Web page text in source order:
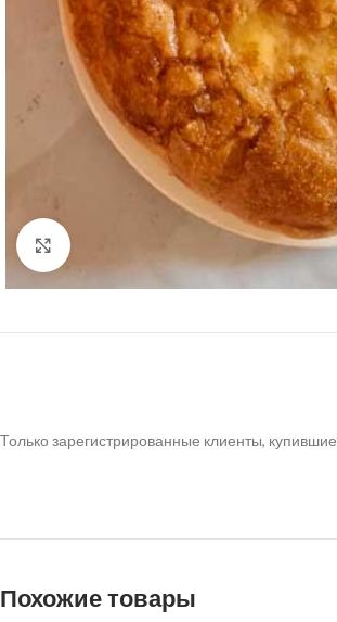
Нажмите, чтобы увеличить
Только зарегистрированные клиенты,
Похожие товары